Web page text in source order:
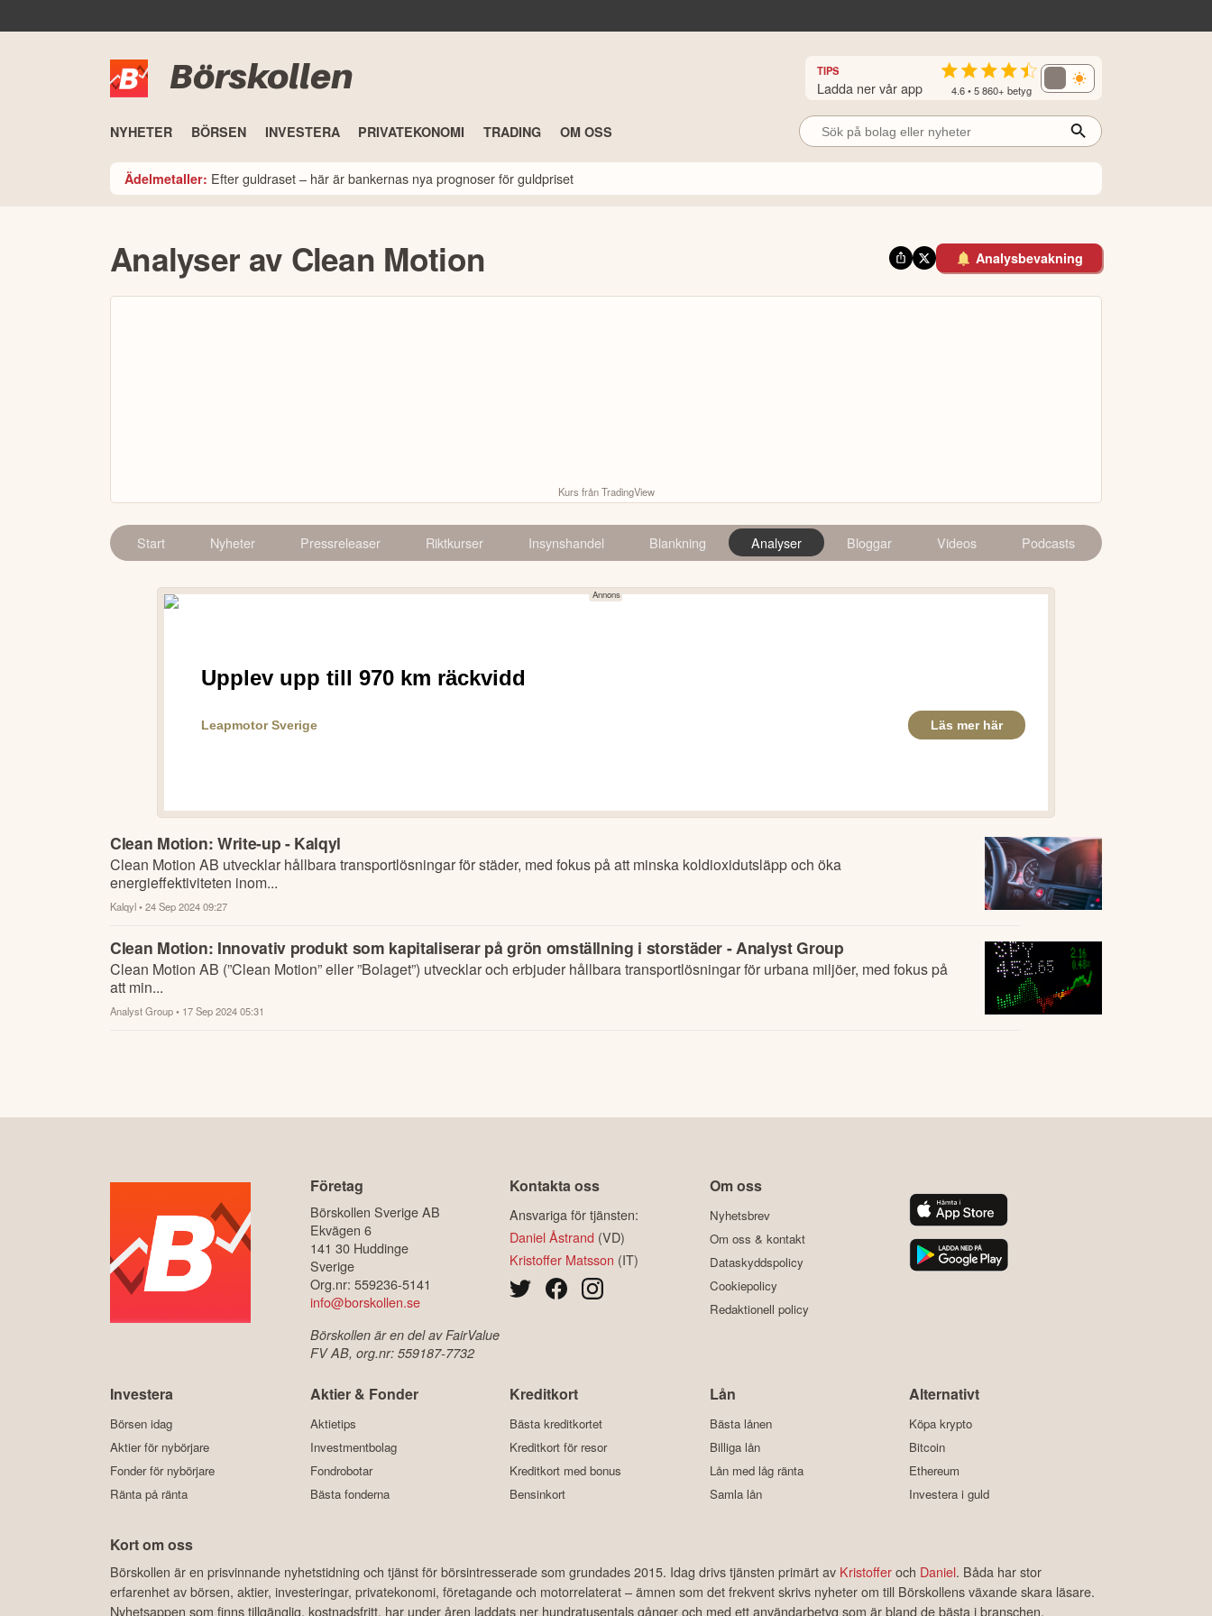
Börskollen TIPS
Ladda ner vår app 4.6 • 5 860+ betyg
NYHETER BÖRSEN INVESTERA PRIVATEKONOMI TRADING OM OSS
Ädelmetaller: Efter guldraset – här är bankernas nya prognoser för guldpriset
Analyser av Clean Motion Analysbevakning
Kurs från TradingView
Start Nyheter Pressreleaser Riktkurser Insynshandel Blankning Analyser Bloggar Videos Podcasts
Clean Motion: Write-up - Kalqyl
Clean Motion AB utvecklar hållbara transportlösningar för städer, med fokus på att minska koldioxidutsläpp och öka
energieffektiviteten inom...
Kalqyl• 24 Sep 2024 09:27
Clean Motion: Innovativ produkt som kapitaliserar på grön omställning i storstäder - Analyst Group
Clean Motion AB (”Clean Motion” eller ”Bolaget”) utvecklar och erbjuder hållbara transportlösningar för urbana miljöer, med fokus på
att min...
Analyst Group• 17 Sep 2024 05:31
Företag
Börskollen Sverige AB
Ekvägen 6
141 30 Huddinge
Sverige
Org.nr: 559236-5141
info@borskollen.se
Börskollen är en del av FairValue
FV AB, org.nr: 559187-7732
Kontakta oss
Ansvariga för tjänsten:
Daniel Åstrand (VD)
Kristoffer Matsson (IT)
Om oss
Nyhetsbrev
Om oss & kontakt
Dataskyddspolicy
Cookiepolicy
Redaktionell policy
Investera
Börsen idag
Aktier för nybörjare
Fonder för nybörjare
Ränta på ränta
Aktier & Fonder
Aktietips
Investmentbolag
Fondrobotar
Bästa fonderna
Kreditkort
Bästa kreditkortet
Kreditkort för resor
Kreditkort med bonus
Bensinkort
Lån
Bästa lånen
Billiga lån
Lån med låg ränta
Samla lån
Alternativt
Köpa krypto
Bitcoin
Ethereum
Investera i guld
Kort om oss
Börskollen är en prisvinnande nyhetstidning och tjänst för börsintresserade som grundades 2015. Idag drivs tjänsten primärt av Kristofferoch Daniel. Båda har stor
erfarenhet av börsen, aktier, investeringar, privatekonomi, företagande och motorrelaterat – ämnen som det frekvent skrivs nyheter om till Börskollens växande skara läsare.
Nyhetsappen som finns tillgänglig, kostnadsfritt, har under åren laddats ner hundratusentals gånger och med ett användarbetyg som är bland de bästa i branschen.